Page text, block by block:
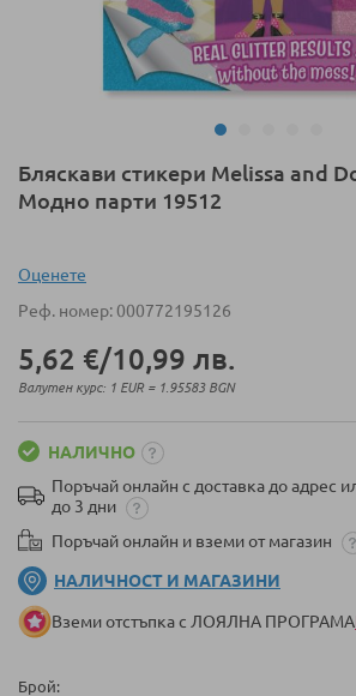
Преминете
към
началото
галерия
снимки
Бляскави стикери Melissa and
Модно парти 19512
Оценeте
Реф. номер 000772195126
5,62 €/10,99 лв.
Валутен курс: 1 EUR = 1.95583 BGN
НАЛИЧНО
Поръчай онлайн с доставка до адрес
до 3 дни
Поръчай онлайн и вземи от магазин
НАЛИЧНОСТ И МАГАЗИНИ
Вземи отстъпка с ЛОЯЛНА ПРОГРАМА
Брой